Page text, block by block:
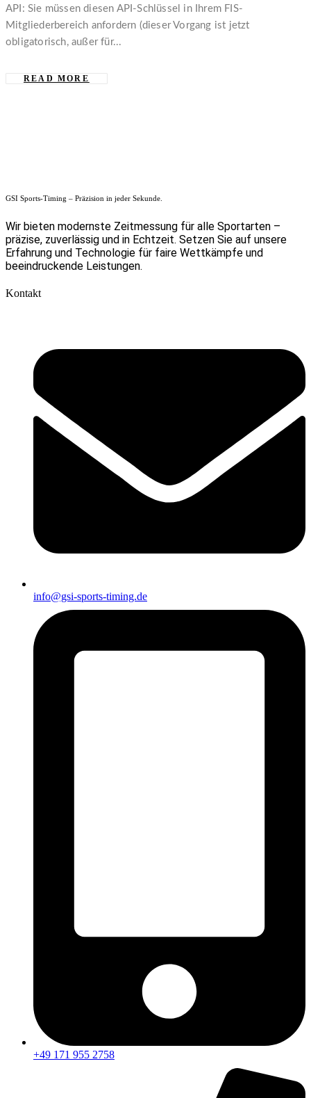
API: Sie müssen diesen API-Schlüssel in Ihrem FIS-
Mitgliederbereich anfordern (dieser Vorgang ist jetzt
obligatorisch, außer für...
READ MORE
GSI Sports-Timing – Präzision in jeder Sekunde.
Wir bieten modernste Zeitmessung für alle Sportarten –
präzise, zuverlässig und in Echtzeit. Setzen Sie auf unsere
Erfahrung und Technologie für faire Wettkämpfe und
beeindruckende Leistungen.
Kontakt
info@gsi-sports-timing.de
+49 171 955 2758